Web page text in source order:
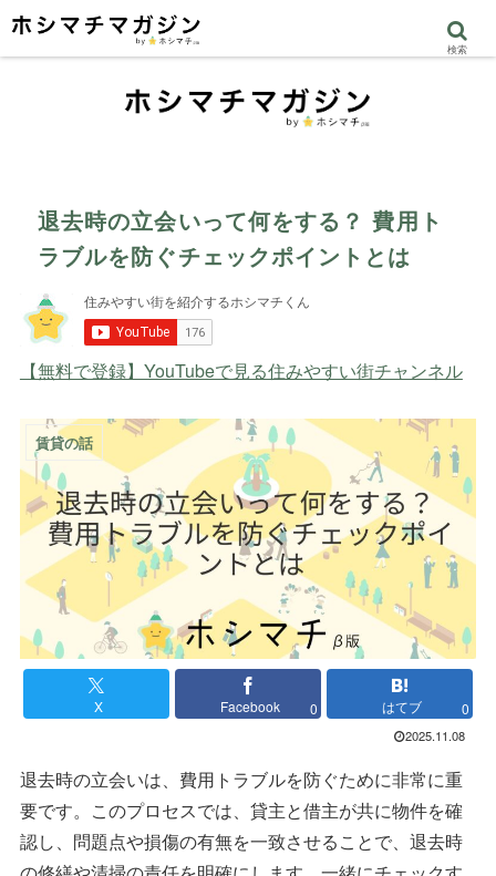
退去時の立会いって何をする？ 費用ト
ラブルを防ぐチェックポイントとは
【無料で登録】YouTubeで見る住みやすい街チャンネル
賃貸の話
X Facebook 0 はてブ 0
2025.11.08
退去時の立会いは、費用トラブルを防ぐために非常に重
要です。このプロセスでは、貸主と借主が共に物件を確
認し、問題点や損傷の有無を一致させることで、退去時
検索